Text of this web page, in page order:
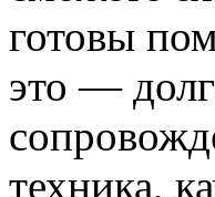
готовы
это —
техника,